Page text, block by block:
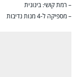
– רמת קושי: בינונית
– מספיקה ל-4 מנות נדיבות